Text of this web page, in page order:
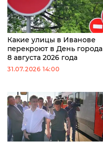
Какие улицы в Иванове
перекроют в День города
8 августа 2026 года
31.07.2026 14:00